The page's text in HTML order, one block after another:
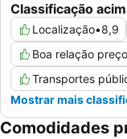
Classificação
Localização•8,9
Boa relação
Transportes
Mostrar mais
Comodidades